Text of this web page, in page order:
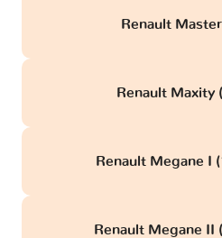
Renault
Renault Maxity
Renault Megane I
Renault Megane II